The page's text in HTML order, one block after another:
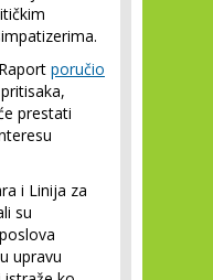
poručio
prestati
i Linija za
su
upravu